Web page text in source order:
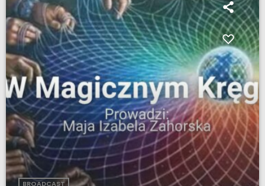
BROADCAST